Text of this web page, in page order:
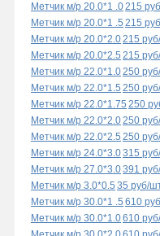
Метчик м/р 20.0*1 .0215
Метчик м/р 20.0*1 .5 215
Метчик м/р 20.0*2.0215
Метчик м/р 20.0*2.5 215
Метчик м/р 22.0*1.0250
Метчик м/р 22.0*1.5 250
Метчик м/р 22.0*1.75 250
Метчик м/р 22.0*2.0250
Метчик м/р 22.0*2.5 250
Метчик м/р 24.0*3.0315
Метчик м/р 27.0*3.0391
Метчик м/р 3.0*0.5 35 руб/
Метчик м/р 30.0*1 .5 610
Метчик м/р 30.0*1.0610